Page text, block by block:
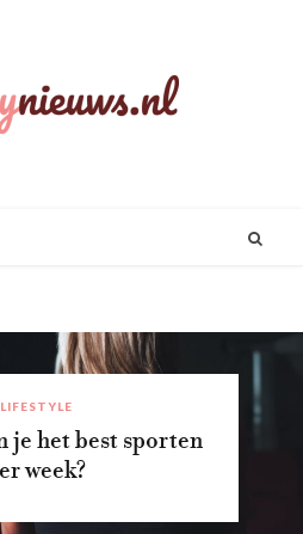
LIFESTYLE
je het best sporten
week?